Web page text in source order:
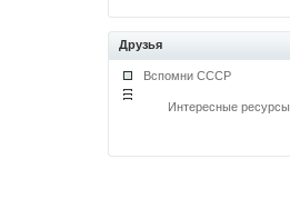
Друзья
Вспомни СССР
Интересные ресурсы